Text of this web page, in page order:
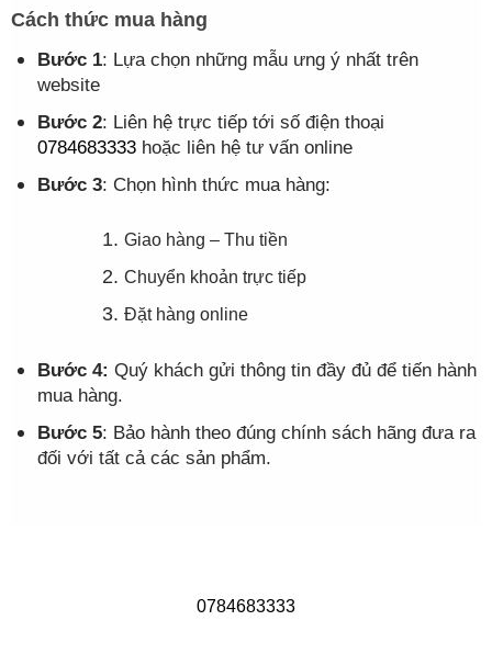
Cách thức mua hàng
Bước 1: Lựa chọn những mẫu ưng ý nhất trên
website
Bước 2: Liên hệ trực tiếp tới số điện thoại
0784683333hoặc liên hệ tư vấn online
Bước 3: Chọn hình thức mua hàng:
Giao hàng – Thu tiền
Chuyển khoản trực tiếp
Đặt hàng online
Bước 4: Quý khách gửi thông tin đầy đủ để tiến hành
mua hàng.
Bước 5: Bảo hành theo đúng chính sách hãng đưa ra
đối với tất cả các sản phẩm.
0784683333